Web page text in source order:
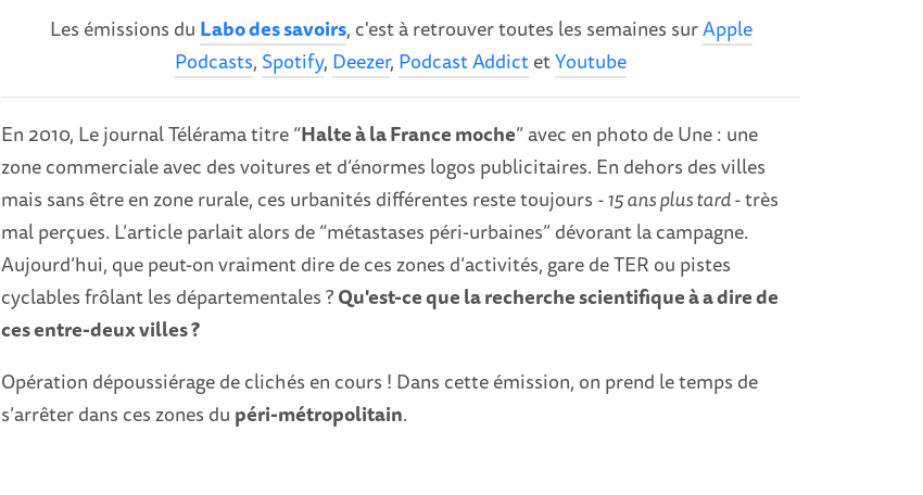
Les émissions du Labo des savoirs, c'est à retrouver toutes les semaines surApple
Podcasts, Spotify, Deezer, Podcast AddictetYoutube
En 2010, Le journal Télérama titre “Halte à la France moche” avec en photo de Une : une
zone commerciale avec des voitures et d’énormes logos publicitaires. En dehors des villes
mais sans être en zone rurale, ces urbanités différentes reste toujours - 15 ans plus tard -très
mal perçues. L’article parlait alors de “métastases péri-urbaines” dévorant la campagne.
Aujourd’hui, que peut-on vraiment dire de ces zones d’activités, gare de TER ou pistes
cyclables frôlant les départementales ?Qu'est-ce que la recherche scientifique à a dire de
ces entre-deux villes ?
Opération dépoussiérage de clichés en cours ! Dans cette émission, on prend le temps de
s’arrêter dans ces zones du péri-métropolitain.